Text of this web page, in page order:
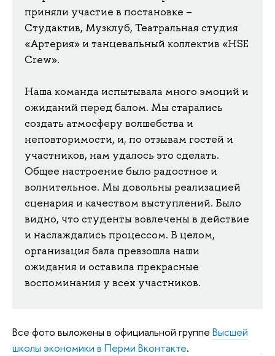
приняли участие в постановке –
Студактив, Музклуб, Театральная студия
«Артерия» и танцевальный коллектив «HSE
Crew».
Наша команда испытывала много эмоций и
ожиданий перед балом. Мы старались
создать атмосферу волшебства и
неповторимости, и, по отзывам гостей и
участников, нам удалось это сделать.
Общее настроение было радостное и
волнительное. Мы довольны реализацией
сценария и качеством выступлений. Было
видно, что студенты вовлечены в действие
и наслаждались процессом. В целом,
организация бала превзошла наши
ожидания и оставила прекрасные
воспоминания у всех участников.
Все фото выложены в официальной группе Высшей
школы экономики в Перми Вконтакте.